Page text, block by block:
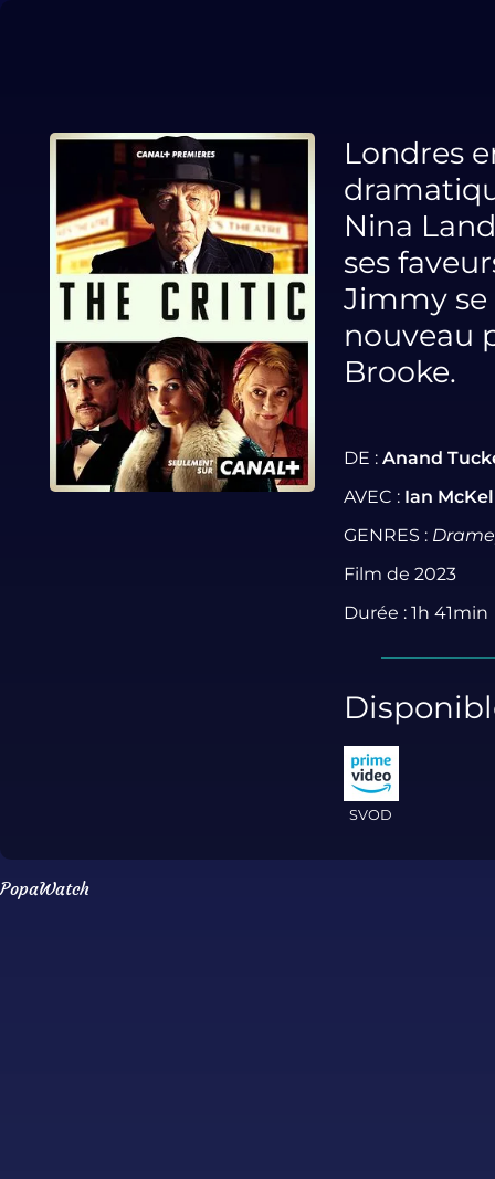
Londres
Nina
ses
Jimmy
nouveau
Brooke.
DE : Anand
AVEC : Ian
GENRES :
Film de 2023
Durée : 1h 41min
SVOD
PopaWatch